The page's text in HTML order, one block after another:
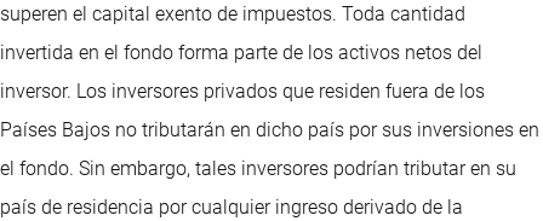
superen el capital exento de impuestos. Toda cantidad
invertida en el fondo forma parte de los activos netos del
inversor. Los inversores privados que residen fuera de los
Países Bajos no tributarán en dicho país por sus inversiones en
el fondo. Sin embargo, tales inversores podrían tributar en su
país de residencia por cualquier ingreso derivado de la